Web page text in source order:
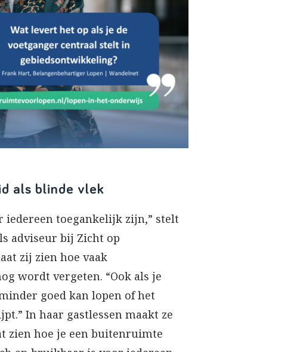
als blinde vlek
iedereen toegankelijk zijn,” stelt
adviseur bij Zicht op
zij zien hoe vaak
wordt vergeten. “Ook als je
goed kan lopen of het
In haar gastlessen maakt ze
zien hoe je een buitenruimte